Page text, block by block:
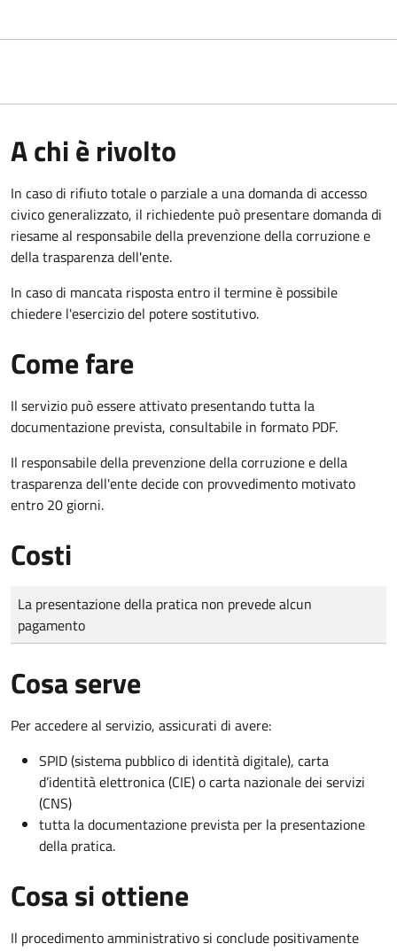
A chi è rivolto
In caso di rifiuto totale o parziale a una domanda di accesso
civico generalizzato, il richiedente può presentare domanda di
riesame al responsabile della prevenzione della corruzione e
della trasparenza dell'ente.
In caso di mancata risposta entro il termine è possibile
chiedere l'esercizio del potere sostitutivo.
Come fare
Il servizio può essere attivato presentando tutta la
documentazione prevista, consultabile in formato PDF.
Il responsabile della prevenzione della corruzione e della
trasparenza dell'ente decide con provvedimento motivato
entro 20 giorni.
Costi
Tipo di pagamento
Importo
La presentazione della pratica non prevede alcun
pagamento
Cosa serve
Per accedere al servizio, assicurati di avere:
SPID (sistema pubblico di identità digitale), carta
d’identità elettronica (CIE) o carta nazionale dei servizi
(CNS)
tutta la documentazione prevista per la presentazione
della pratica.
Cosa si ottiene
Il procedimento amministrativo si conclude positivamente